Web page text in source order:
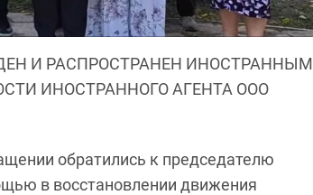
И РАСПРОСТРАНЕН ИНОСТРАННЫМ
ИНОСТРАННОГО АГЕНТА ООО
обратились к председателю
в восстановлении движения